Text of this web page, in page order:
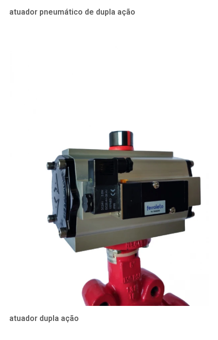
atuador pneumático de dupla ação
atuador dupla ação